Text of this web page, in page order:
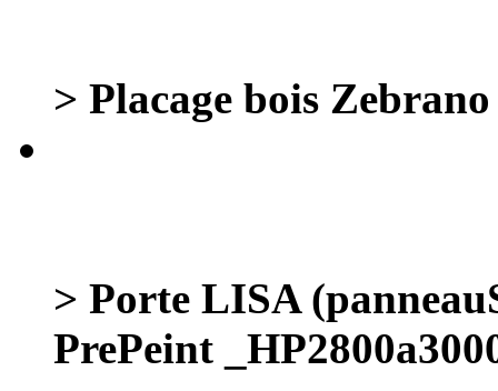
> Placage bois
> Porte LISA
PrePeint